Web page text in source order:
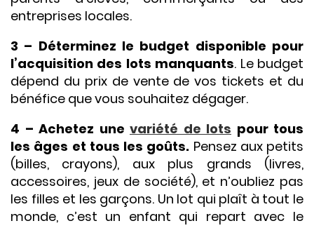
entreprises locales.
3 – Déterminez le budget disponible pour
l’acquisition des lots manquants. Le budget
dépend du prix de vente de vos tickets et du
bénéfice que vous souhaitez dégager.
4 – Achetez une variété de lots pour tous
les âges et tous les goûts. Pensez aux petits
(billes, crayons), aux plus grands (livres,
accessoires, jeux de société), et n’oubliez pas
les filles et les garçons. Un lot qui plaît à tout le
monde, c’est un enfant qui repart avec le